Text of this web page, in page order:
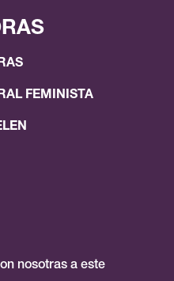
FEMINISTA
nosotras a este